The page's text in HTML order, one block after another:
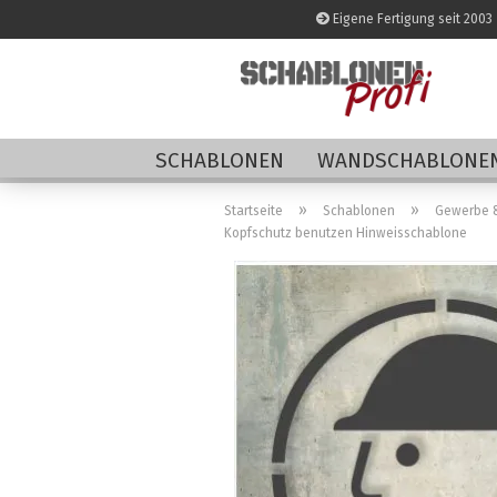
Eigene Fertigung seit 2003
SCHABLONEN
Startseite » Schablonen » Gewerbe
Kopfschutz benutzen Hinweisschablone